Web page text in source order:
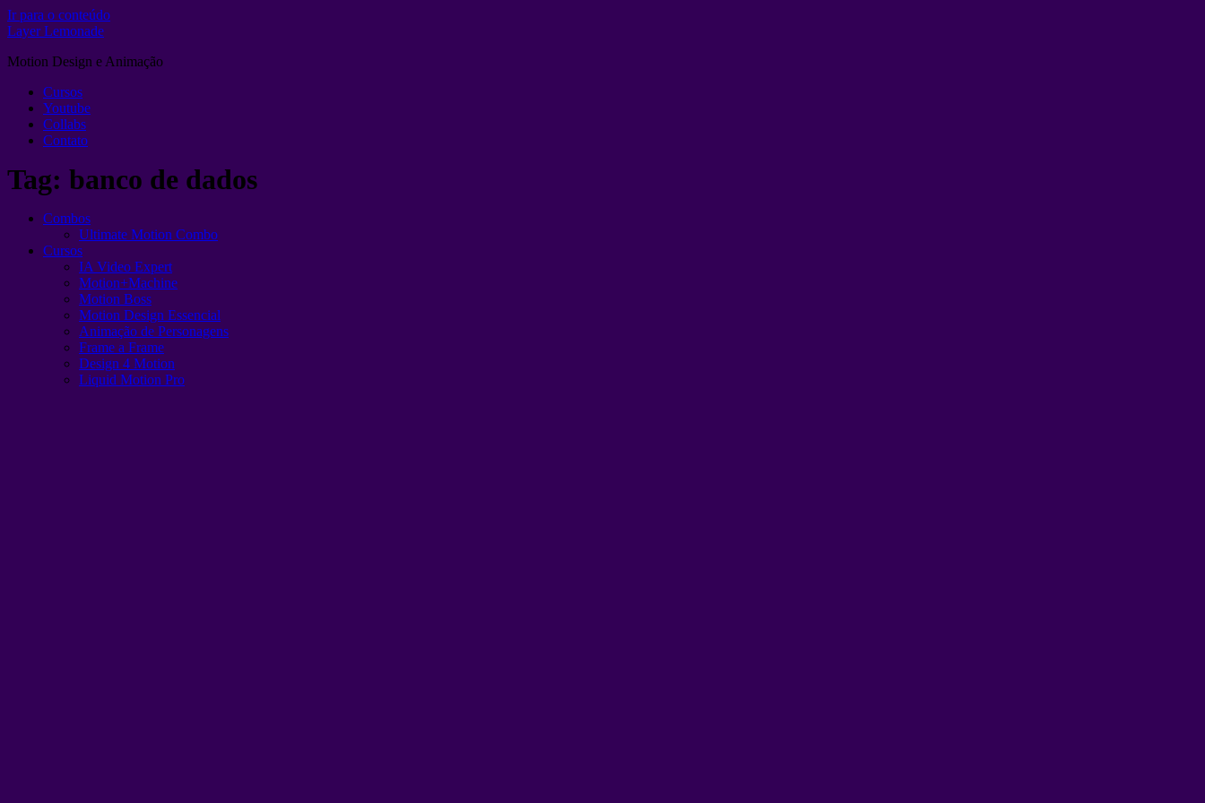
Ir para o conteúdo
Layer Lemonade
Motion Design e Animação
Cursos
Youtube
Collabs
Contato
Tag: banco de dados
Combos
Ultimate Motion Combo
Cursos
IA Video Expert
Motion+Machine
Motion Boss
Motion Design Essencial
Animação de Personagens
Frame a Frame
Design 4 Motion
Liquid Motion Pro